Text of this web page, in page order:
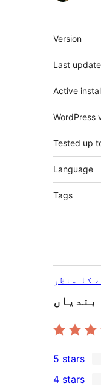
میٹا
Version
Last
Active
WordPress
Tested up
Language
Tags
کا منظر
بندیاں
2
5-
5 stars
4 stars